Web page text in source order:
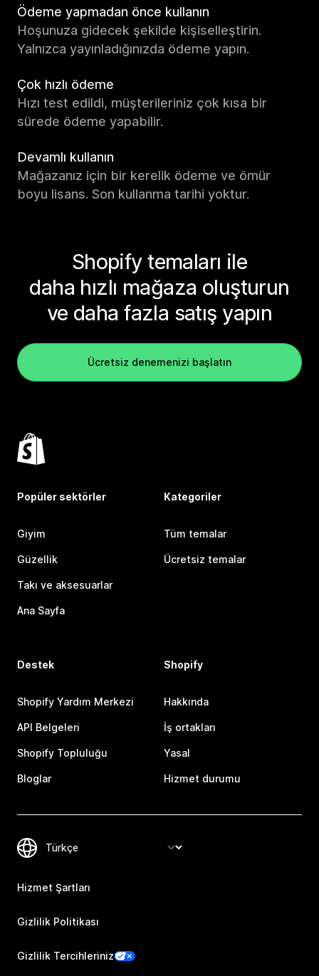
Ödeme yapmadan önce kullanın
Hoşunuza gidecek şekilde kişiselleştirin.
Yalnızca yayınladığınızda ödeme yapın.
Çok hızlı ödeme
Hızı test edildi, müşterileriniz çok kısa bir
sürede ödeme yapabilir.
Devamlı kullanın
Mağazanız için bir kerelik ödeme ve ömür
boyu lisans. Son kullanma tarihi yoktur.
Shopify temaları ile
daha hızlı mağaza oluşturun
ve daha fazla satış yapın
Ücretsiz denemenizi başlatın
Popüler sektörler
Giyim
Güzellik
Takı ve aksesuarlar
Ana Sayfa
Kategoriler
Tüm temalar
Ücretsiz temalar
Destek
Shopify Yardım Merkezi
API Belgeleri
Shopify Topluluğu
Bloglar
Shopify
Hakkında
İş ortakları
Yasal
Hizmet durumu
Hizmet Şartları
Gizlilik Politikası
Gizlilik Tercihleriniz